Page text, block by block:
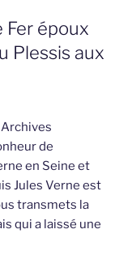
Fer époux
Plessis aux
de
en Seine et
Jules Verne est
transmets la
qui a laissé une